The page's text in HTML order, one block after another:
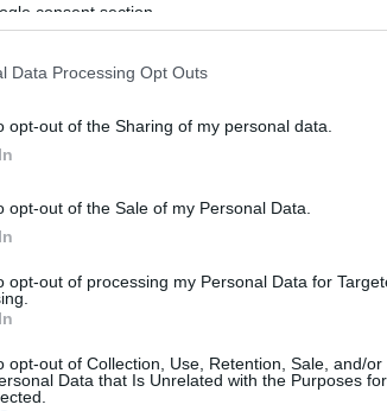
consent section.
Data Processing Opt Outs
opt-out of the Sharing of my personal data.
opt-out of the Sale of my Personal Data.
opt-out of processing my Personal Data for
opt-out of Collection, Use, Retention, Sale, and/or
Data that Is Unrelated with the Purposes
udvarias személyzet
kávézni és pizzázni stb..